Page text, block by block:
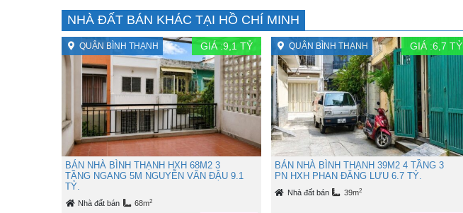
NHÀ ĐẤT BÁN KHÁC TẠI HỒ CHÍ MINH
QUẬN BÌNH THẠNH GIÁ :9,1 TỶ
BÁN NHÀ BÌNH THẠNH HXH 68M2 3
TẦNG NGANG 5M NGUYỄN VĂN ĐẬU 9.1
TỶ.
Nhà đất bán 68m2
QUẬN BÌNH THẠNH GIÁ :6,7 TỶ
BÁN NHÀ BÌNH THẠNH 39M2 4 TẦNG 3
PN HXH PHAN ĐĂNG LƯU 6.7 TỶ.
Nhà đất bán 39m2